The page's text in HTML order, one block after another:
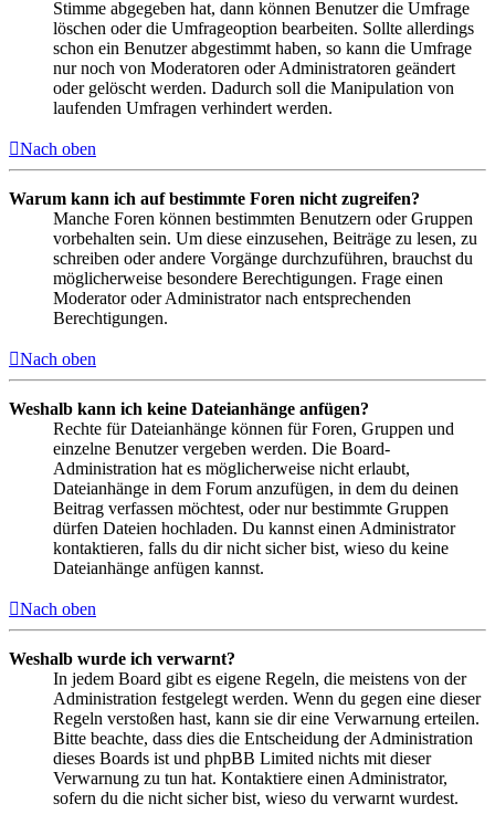
Stimme abgegeben hat, dann können Benutzer die Umfrage
löschen oder die Umfrageoption bearbeiten. Sollte allerdings
schon ein Benutzer abgestimmt haben, so kann die Umfrage
nur noch von Moderatoren oder Administratoren geändert
oder gelöscht werden. Dadurch soll die Manipulation von
laufenden Umfragen verhindert werden.
Nach oben
Warum kann ich auf bestimmte Foren nicht zugreifen?
Manche Foren können bestimmten Benutzern oder Gruppen
vorbehalten sein. Um diese einzusehen, Beiträge zu lesen, zu
schreiben oder andere Vorgänge durchzuführen, brauchst du
möglicherweise besondere Berechtigungen. Frage einen
Moderator oder Administrator nach entsprechenden
Berechtigungen.
Nach oben
Weshalb kann ich keine Dateianhänge anfügen?
Rechte für Dateianhänge können für Foren, Gruppen und
einzelne Benutzer vergeben werden. Die Board-
Administration hat es möglicherweise nicht erlaubt,
Dateianhänge in dem Forum anzufügen, in dem du deinen
Beitrag verfassen möchtest, oder nur bestimmte Gruppen
dürfen Dateien hochladen. Du kannst einen Administrator
kontaktieren, falls du dir nicht sicher bist, wieso du keine
Dateianhänge anfügen kannst.
Nach oben
Weshalb wurde ich verwarnt?
In jedem Board gibt es eigene Regeln, die meistens von der
Administration festgelegt werden. Wenn du gegen eine dieser
Regeln verstoßen hast, kann sie dir eine Verwarnung erteilen.
Bitte beachte, dass dies die Entscheidung der Administration
dieses Boards ist und phpBB Limited nichts mit dieser
Verwarnung zu tun hat. Kontaktiere einen Administrator,
sofern du die nicht sicher bist, wieso du verwarnt wurdest.